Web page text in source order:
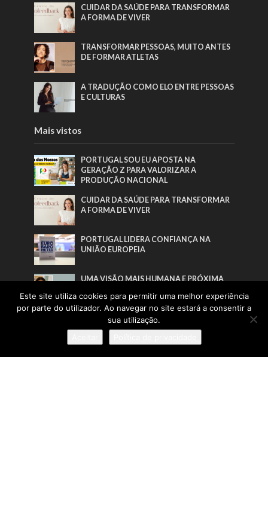
CUIDAR DA SAÚDE PARA TRANSFORMAR
A FORMA DE VIVER
TRANSFORMAR PESSOAS, MUITO ANTES
DE FORMAR ATLETAS
A TRADUÇÃO COMO ELO ENTRE PESSOAS
E CULTURAS
Mais vistos
PORTUGAL SOU EU APOSTA NA
GERAÇÃO Z PARA VALORIZAR A
PRODUÇÃO NACIONAL
CUIDAR DA SAÚDE PARA TRANSFORMAR
A FORMA DE VIVER
PORTUGAL LIDERA CONFIANÇA NA
UNIÃO EUROPEIA
UMA VISÃO MAIS HUMANA E PRÓXIMA
Este site utiliza cookies para permitir uma melhor experiência
por parte do utilizador. Ao navegar no site estará a consentir a
sua utilização.